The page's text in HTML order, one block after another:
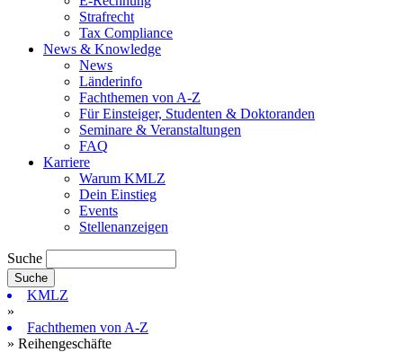
Strafrecht
Tax Compliance
News & Knowledge
News
Länderinfo
Fachthemen von A-Z
Für Einsteiger, Studenten & Doktoranden
Seminare & Veranstaltungen
FAQ
Karriere
Warum KMLZ
Dein Einstieg
Events
Stellenanzeigen
Suche
KMLZ
»
Fachthemen von A-Z
» Reihengeschäfte